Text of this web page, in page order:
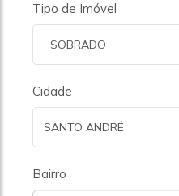
Tipo de Imóvel
SOBRADO
Cidade
SANTO ANDRÉ
Bairro